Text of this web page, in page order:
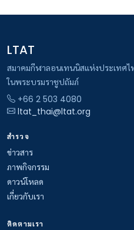
LTAT
สมาคมกีฬาลอนเทนนิสแห่งประเทศไ
ในพระบรมราชูปถัมภ์
+66 2 503 4080
ltat_thai@ltat.org
สำรวจ
ข่าวสาร
ภาพกิจกรรม
ดาวน์โหลด
เกี่ยวกับเรา
ติดตามเรา